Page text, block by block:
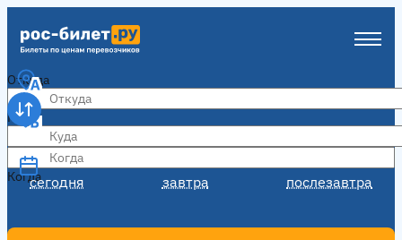
Откуда
Куда
Когда
сегодня завтра послезавтра
Когда